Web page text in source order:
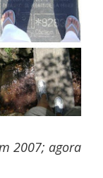
2007; agora